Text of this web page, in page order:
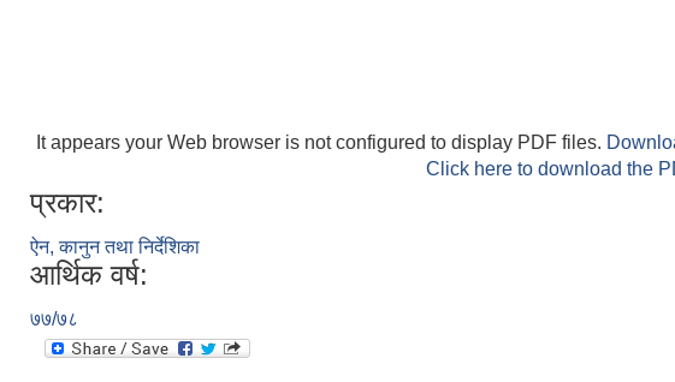
It appears your Web browser is not configured to display PDF files.
Click here to download the
प्रकार:
ऐन, कानुन तथा निर्देशिका
आर्थिक वर्ष:
७७/७८